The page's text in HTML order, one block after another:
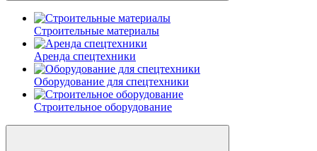
Строительные материалы
Аренда спецтехники
Оборудование для спецтехники
Строительное оборудование